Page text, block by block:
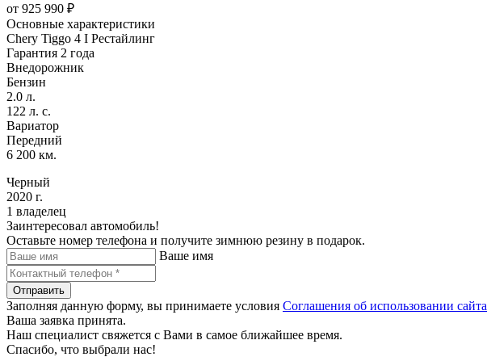
от 925 990 ₽
Основные характеристики
Chery Tiggo 4 I Рестайлинг
Гарантия 2 года
Внедорожник
Бензин
2.0 л.
122 л. с.
Вариатор
Передний
6 200 км.
Черный
2020 г.
1 владелец
Заинтересовал автомобиль!
Оставьте номер телефона и получите зимнюю резину в подарок.
Ваше имя
Отправить
Заполняя данную форму, вы принимаете условия Соглашения об использовании сайта
Ваша заявка принята.
Наш специалист свяжется с Вами в самое ближайшее время.
Спасибо, что выбрали нас!